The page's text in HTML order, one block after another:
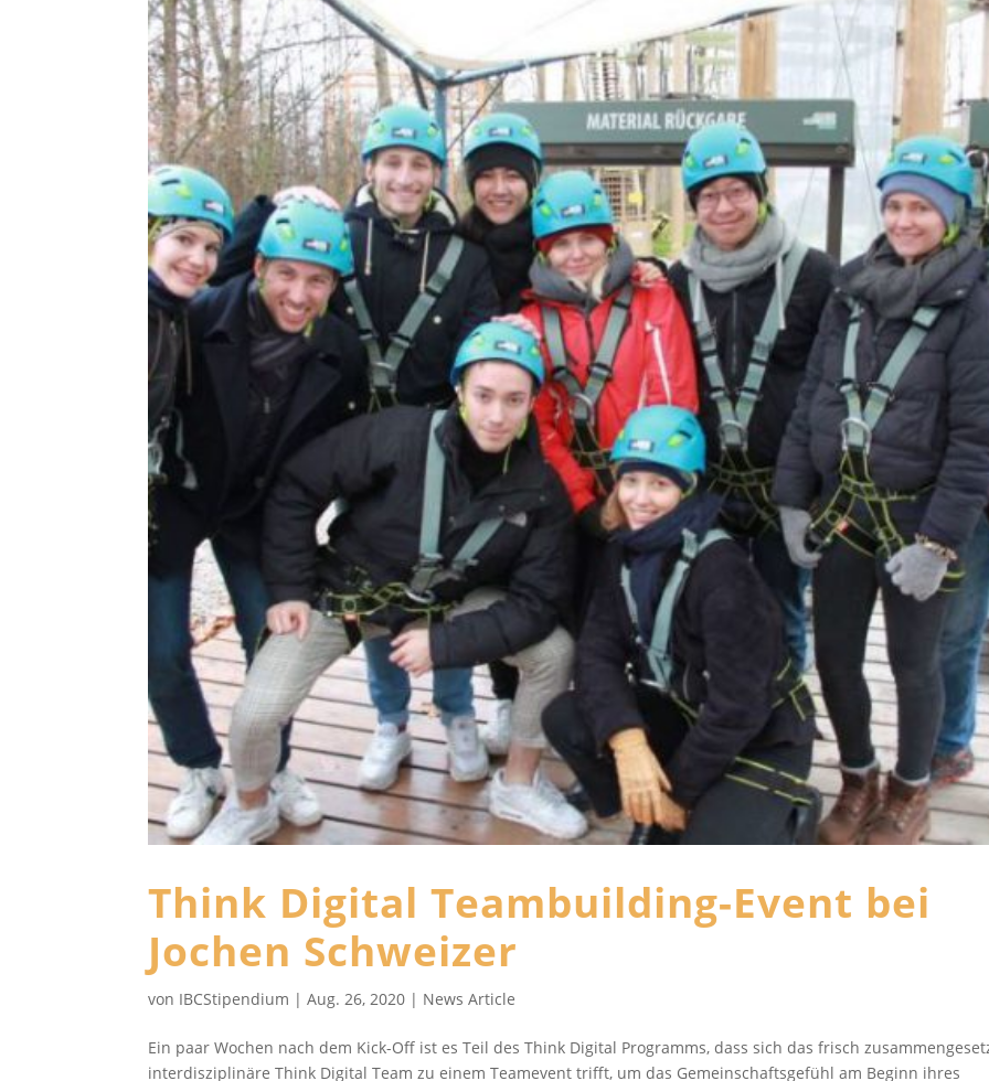
Think Digital Teambuilding-Event bei
Jochen Schweizer
von IBCStipendium |Aug. 26, 2020 | News Article
Ein paar Wochen nach dem Kick-Off ist es Teil des Think Digital Programms, dass sich das frisch
interdisziplinäre Think Digital Team zu einem Teamevent trifft, um das Gemeinschaftsgefühl am Beginn ihres